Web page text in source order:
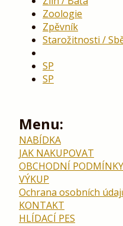
Zoologie
Zpěvník
Starožitnosti /
SP
SP
Menu:
NABÍDKA
JAK NAKUPOVAT
OBCHODNÍ PODMÍNKY
VÝKUP
Ochrana osobních
KONTAKT
HLÍDACÍ PES